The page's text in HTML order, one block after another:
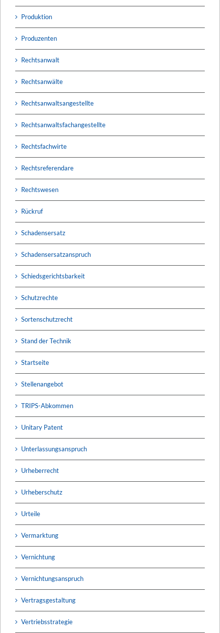
Produktion
Produzenten
Rechtsanwalt
Rechtsanwälte
Rechtsanwaltsangestellte
Rechtsanwaltsfachangestellte
Rechtsfachwirte
Rechtsreferendare
Rechtswesen
Rückruf
Schadensersatz
Schadensersatzanspruch
Schiedsgerichtsbarkeit
Schutzrechte
Sortenschutzrecht
Stand der Technik
Startseite
Stellenangebot
TRIPS-Abkommen
Unitary Patent
Unterlassungsanspruch
Urheberrecht
Urheberschutz
Urteile
Vermarktung
Vernichtung
Vernichtungsanspruch
Vertragsgestaltung
Vertriebsstrategie